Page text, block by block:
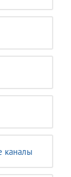
каналы